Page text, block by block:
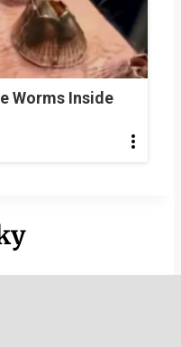
Worms Inside